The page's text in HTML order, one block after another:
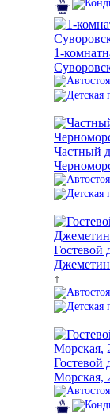
1-
Частный
Гостевой
↑
Гостевой
Морская,